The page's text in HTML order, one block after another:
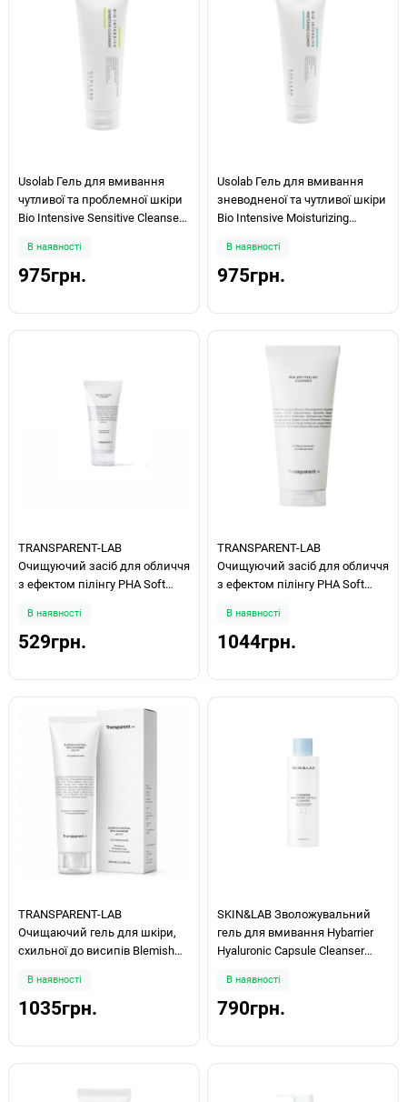
Usolab Гель для вмивання
чутливої та проблемної шкіри
Bio Intensive Sensitive Cleanser
В наявності
975грн.
Usolab Гель для вмивання
зневодненої та чутливої шкіри
Bio Intensive Moisturizing
В наявності
975грн.
TRANSPARENT-LAB
Очищуючий засіб для обличчя
з ефектом пілінгу PHA Soft
В наявності
529грн.
TRANSPARENT-LAB
Очищуючий засіб для обличчя
з ефектом пілінгу PHA Soft
В наявності
1044грн.
TRANSPARENT-LAB
Очищаючий гель для шкіри,
схильної до висипів Blemish
В наявності
1035грн.
SKIN&LAB Зволожувальний
гель для вмивання Hybarrier
Hyaluronic Capsule Cleanser
В наявності
790грн.